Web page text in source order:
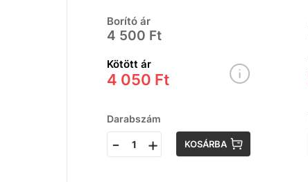
Borító ár
4 500 Ft
Kötött ár
4 050 Ft
Darabszám
- + KOSÁRBA